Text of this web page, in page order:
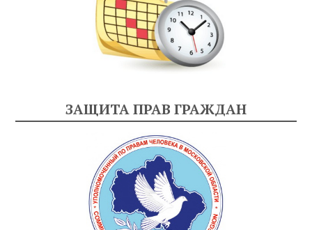
ЗАЩИТА ПРАВ ГРАЖДАН